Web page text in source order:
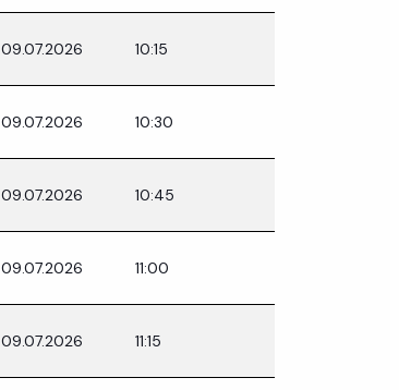
09.07.2026 10:15
09.07.2026 10:30
09.07.2026 10:45
09.07.2026 11:00
09.07.2026 11:15